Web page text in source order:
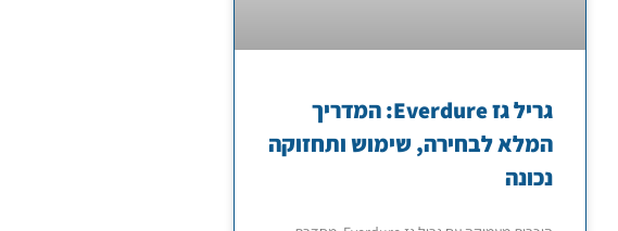
גריל גז Everdure: המדריך
המלא לבחירה, שימוש ותחזוקה
נכונה